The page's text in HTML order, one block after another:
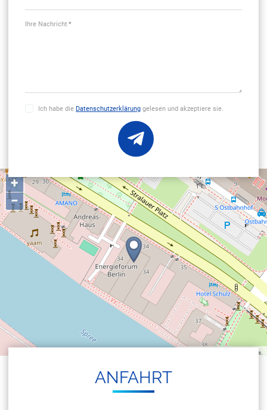
Ihre Nachricht *
Ich habe dieDatenschutzerklärung gelesen und akzeptiere sie.
+
−
contributors.
AN­FAHRT